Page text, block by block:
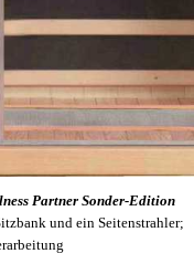
Partner Sonder-Edition
und ein Seitenstrahler;